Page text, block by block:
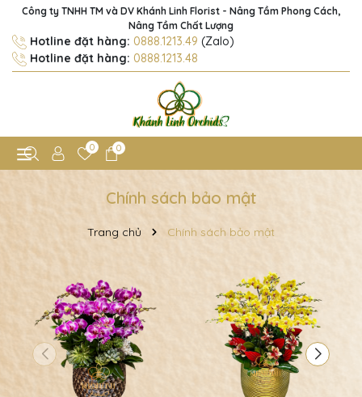
Công ty TNHH TM và DV Khánh Linh Florist - Nâng Tầm Phong Cách,
Nâng Tầm Chất Lượng
Hotline đặt hàng: 0888.1213.49 (Zalo)
Hotline đặt hàng: 0888.1213.48
0 0
Chính sách bảo mật
Trang chủ Chính sách bảo mật